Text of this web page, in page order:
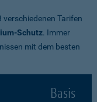
verschiedenen Tarifen
Schutz. Immer
mit dem besten
Basis